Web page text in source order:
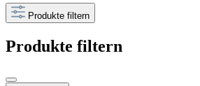
Produkte filtern
Produkte filtern